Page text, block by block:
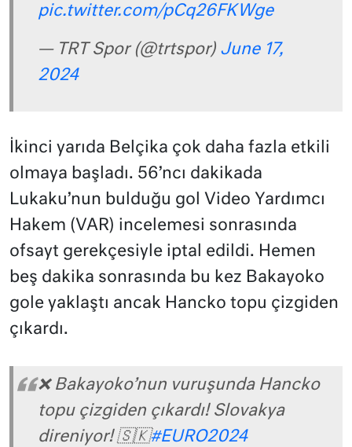
pic.twitter.com/pCq26FKWge
— TRT Spor (@trtspor) June 17,
2024
İkinci yarıda Belçika çok daha fazla etkili
olmaya başladı. 56’ncı dakikada
Lukaku’nun bulduğu gol Video Yardımcı
Hakem (VAR) incelemesi sonrasında
ofsayt gerekçesiyle iptal edildi. Hemen
beş dakika sonrasında bu kez Bakayoko
gole yaklaştı ancak Hancko topu çizgiden
çıkardı.
❌ Bakayoko’nun vuruşunda Hancko
topu çizgiden çıkardı! Slovakya
direniyor! 🇸🇰#EURO2024